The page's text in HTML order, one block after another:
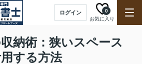
ログイン
お気に入り
0
納術：狭いスペース
する方法